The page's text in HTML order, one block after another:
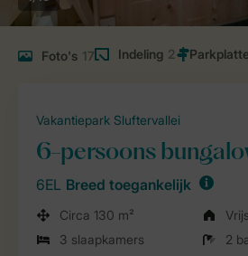
Foto's 17 Indeling 2
Vakantiepark Sluftervallei
6-persoons
6EL Breed toegankelijk
Circa 130 m²
3 slaapkamers
2